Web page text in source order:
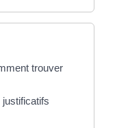
trouver